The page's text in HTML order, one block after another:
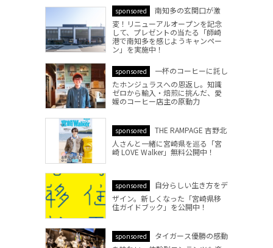
sponsored
南知多の玄関口が激
変！リニューアルオープンを記念
して、プレゼントの当たる「師崎
港で南知多を感じようキャンペー
ン」を実施中！
sponsored
一杯のコーヒーに託し
たホンジュラスへの恩返し。知識
ゼロから輸入・焙煎に挑んだ、愛
媛のコーヒー店主の原動力
sponsored
THE RAMPAGE 吉野北
人さんと一緒に宮崎県を巡る「宮
崎 LOVE Walker」無料公開中！
sponsored
自分らしい生き方をデ
ザイン。新しくなった「宮崎県移
住ガイドブック」を公開中！
sponsored
タイガース優勝の感動